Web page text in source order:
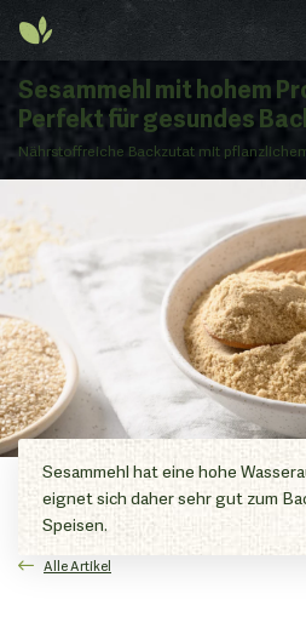
Sesammehl mit hohem
Perfekt für gesundes
Nährstoffreiche Backzutat mit
Sesammehl hat eine hohe
eignet sich daher sehr gut zum
Speisen.
Alle Artikel